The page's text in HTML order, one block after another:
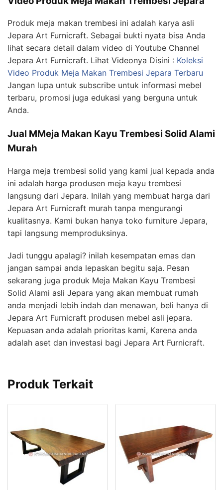
Produk meja makan trembesi ini adalah karya asli
Jepara Art Furnicraft. Sebagai bukti nyata bisa Anda
lihat secara detail dalam video di Youtube Channel
Jepara Art Furnicraft. Lihat Videonya Disini : Koleksi
Video Produk Meja Makan Trembesi Jepara Terbaru
Jangan lupa untuk subscribe untuk informasi mebel
terbaru, promosi juga edukasi yang berguna untuk
Anda.
Jual MMeja Makan Kayu Trembesi Solid Alami
Murah
Harga meja trembesi solid yang kami jual kepada anda
ini adalah harga produsen meja kayu trembesi
langsung dari Jepara. Inilah yang membuat harga dari
Jepara Art Furnicraft murah tanpa mengurangi
kualitasnya. Kami bukan hanya toko furniture Jepara,
tapi langsung memproduksinya.
Jadi tunggu apalagi? inilah kesempatan emas dan
jangan sampai anda lepaskan begitu saja. Pesan
sekarang juga produk Meja Makan Kayu Trembesi
Solid Alami asli Jepara yang akan membuat rumah
anda menjadi lebih indah dan menawan, beli hanya di
Jepara Art Furnicraft produsen mebel asli jepara.
Kepuasan anda adalah prioritas kami, Karena anda
adalah aset dan investasi bagi Jepara Art Furnicraft.
Produk Terkait